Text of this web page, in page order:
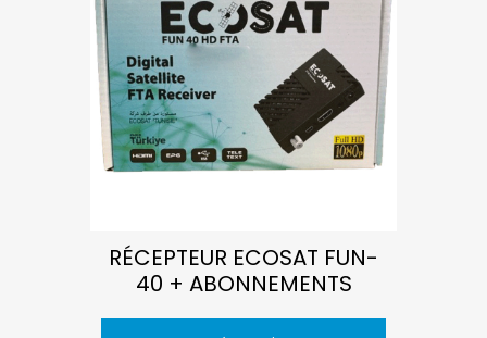
RÉCEPTEUR ECOSAT FUN-
40 + ABONNEMENTS